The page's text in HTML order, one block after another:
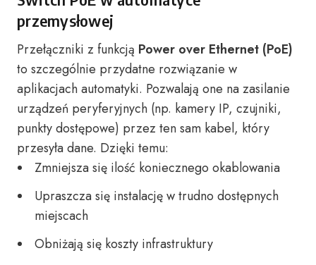
przemysłowej
Przełączniki z funkcją Power over Ethernet (PoE)
to szczególnie przydatne rozwiązanie w
aplikacjach automatyki. Pozwalają one na zasilanie
urządzeń peryferyjnych (np. kamery IP, czujniki,
punkty dostępowe) przez ten sam kabel, który
przesyła dane. Dzięki temu:
Zmniejsza się ilość koniecznego okablowania
Upraszcza się instalację w trudno dostępnych
miejscach
Obniżają się koszty infrastruktury